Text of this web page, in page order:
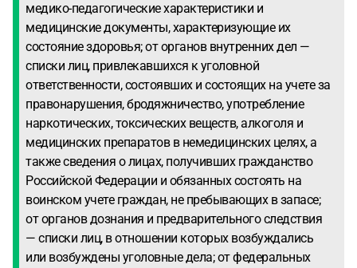
медико-педагогические характеристики и
медицинские документы, характеризующие их
состояние здоровья; от органов внутренних дел —
списки лиц, привлекавшихся к уголовной
ответственности, состоявших и состоящих на учете за
правонарушения, бродяжничество, употребление
наркотических, токсических веществ, алкоголя и
медицинских препаратов в немедицинских целях, а
также сведения о лицах, получивших гражданство
Российской Федерации и обязанных состоять на
воинском учете граждан, не пребывающих в запасе;
от органов дознания и предварительного следствия
— списки лиц, в отношении которых возбуждались
или возбуждены уголовные дела; от федеральных